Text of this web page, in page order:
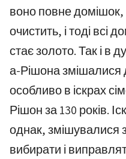
воно повне
очистить, і тоді всі
стає золото. Так і в
а-Рішона змішалися
особливо в іскрах
Рішон за 130 років.
однак, змішувалися
вибирати і